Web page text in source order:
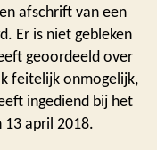
afschrift van een
Er is niet gebleken
geoordeeld over
feitelijk onmogelijk,
ingediend bij het
april 2018.